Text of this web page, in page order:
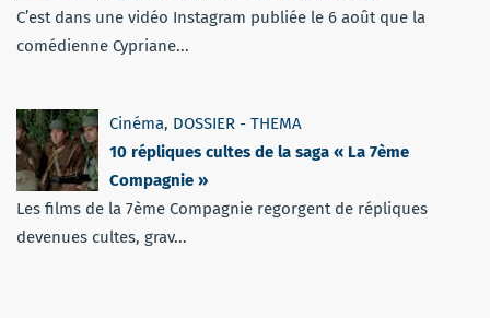
C’est dans une vidéo Instagram publiée le 6 août que la
comédienne Cypriane...
Cinéma, DOSSIER - THEMA
10 répliques cultes de la saga « La 7ème
Compagnie »
Les films de la 7ème Compagnie regorgent de répliques
devenues cultes, grav...